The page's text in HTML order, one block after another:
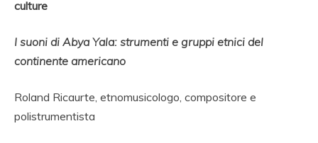
culture
I suoni di Abya Yala: strumenti e gruppi etnici del
continente americano
Roland Ricaurte, etnomusicologo, compositore e
polistrumentista